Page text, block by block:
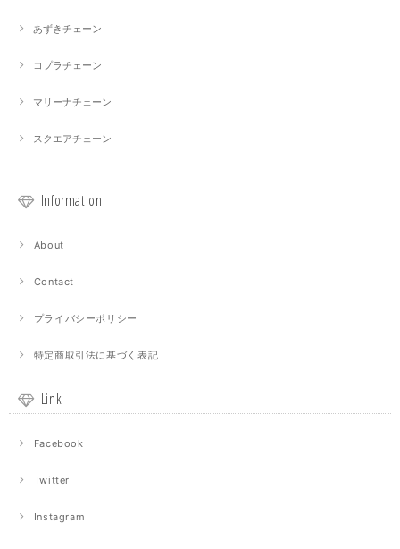
あずきチェーン
コプラチェーン
マリーナチェーン
スクエアチェーン
Information
About
Contact
プライバシーポリシー
特定商取引法に基づく表記
Link
Facebook
Twitter
Instagram